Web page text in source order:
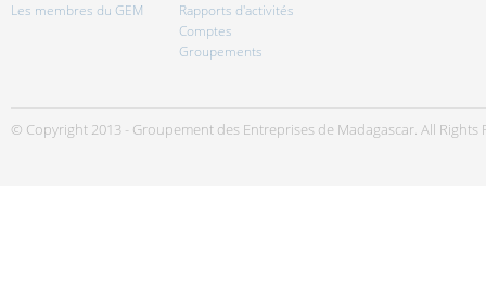
Les membres du GEM
Rapports d'activités
Comptes
Groupements
© Copyright 2013 - Groupement des Entreprises de Madagascar. All Rights